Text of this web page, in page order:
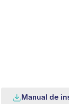
Manual de